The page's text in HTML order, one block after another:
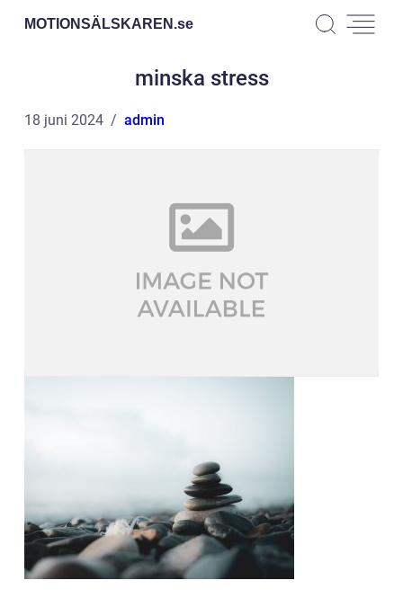
MOTIONSÄLSKAREN.se
minska stress
18 juni 2024 admin